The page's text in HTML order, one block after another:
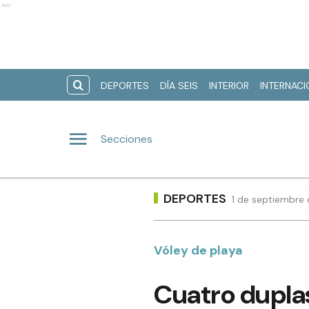
Ads
DEPORTES DÍA SEIS INTERIOR
Secciones
DEPORTES 1 de
Vóley de playa
Cuatro